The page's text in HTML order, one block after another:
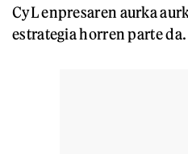
CyL enpresaren aurka
estrategia horren parte da.